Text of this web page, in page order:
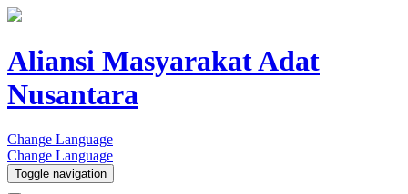
Aliansi Masyarakat Adat
Nusantara
Change Language
Change Language
Toggle navigation